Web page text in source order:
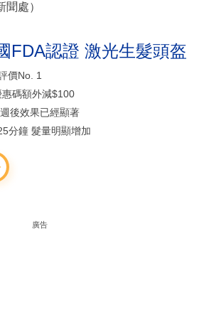
聞處）
FDA認證 激光生髮頭盔
價No. 1
碼額外減$100
後效果已經顯著
分鐘 髮量明顯增加
廣告